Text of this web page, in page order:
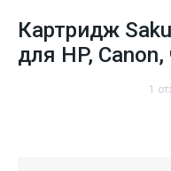
Картридж
для HP,
1